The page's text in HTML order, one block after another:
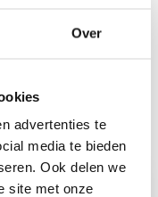
Over
advertenties te
media te bieden
Ook delen we
site met onze